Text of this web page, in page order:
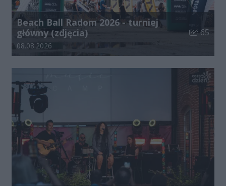
Beach Ball Radom 2026 - turniej
główny (zdjęcia)
Liczba
65
Data dodania galerii:
08.08.2026